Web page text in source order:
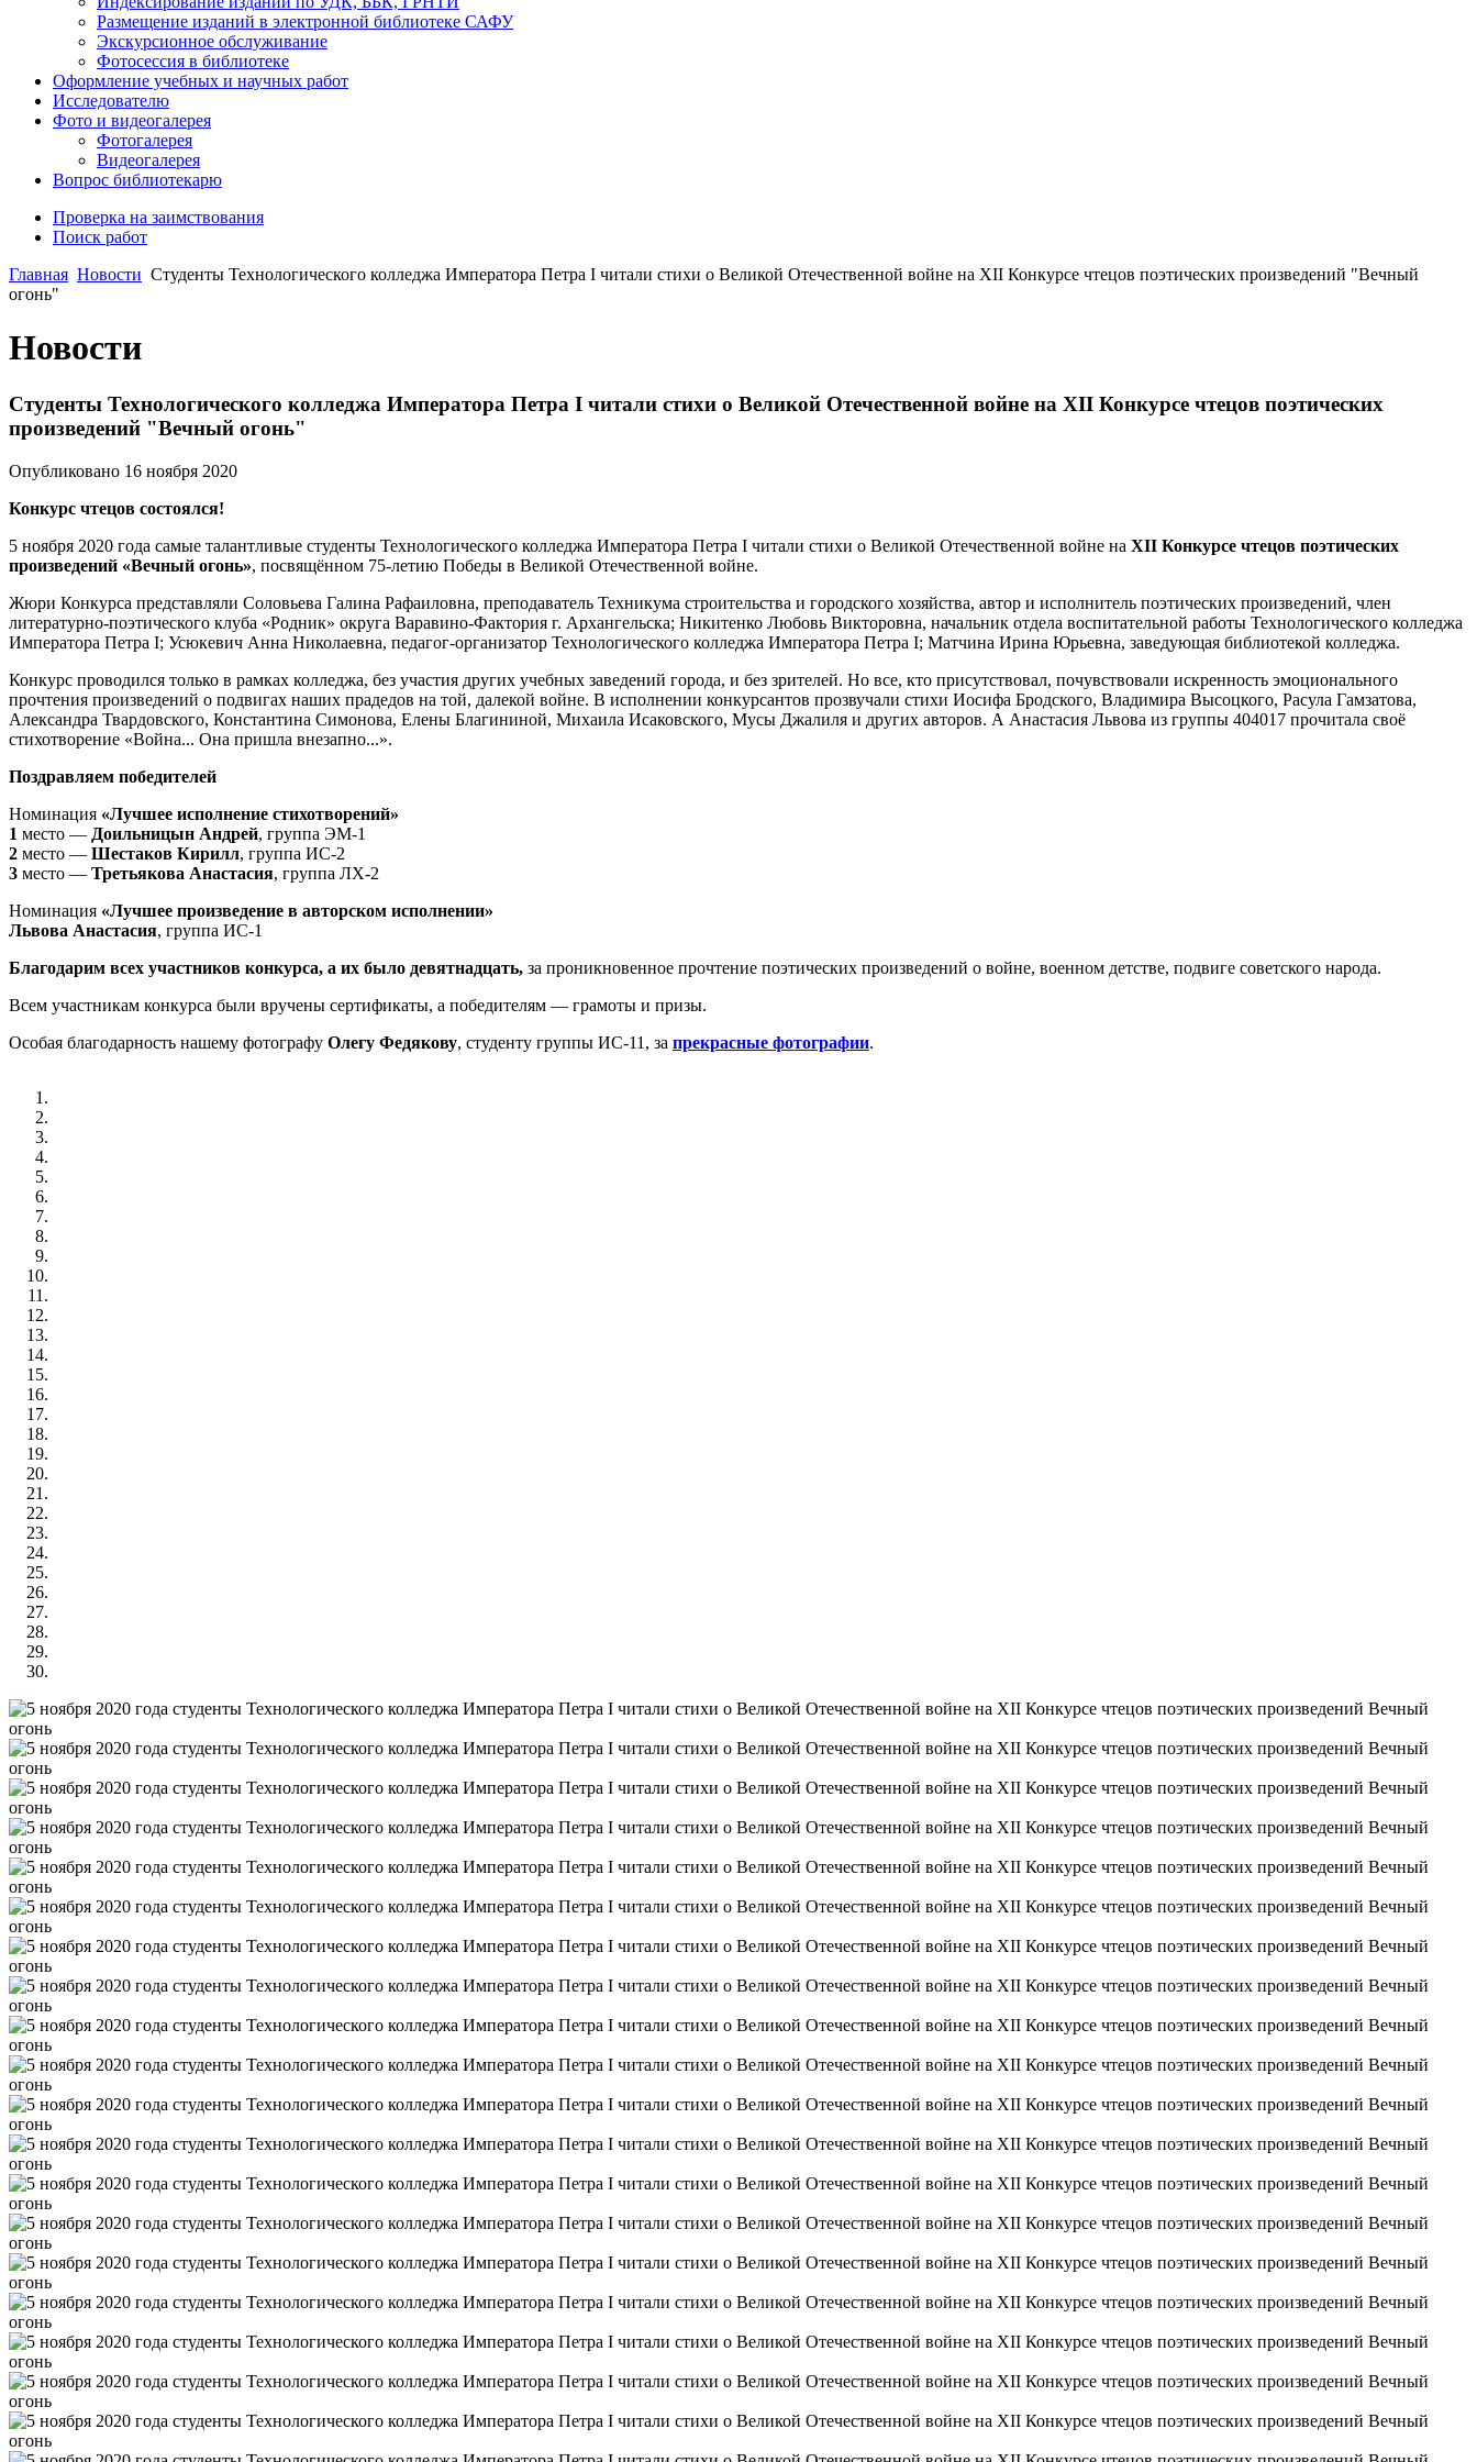
Размещение изданий в электронной библиотеке САФУ
Экскурсионное обслуживание
Фотосессия в библиотеке
Оформление учебных и научных работ
Исследователю
Фото и видеогалерея
Фотогалерея
Видеогалерея
Вопрос библиотекарю
Проверка на заимствования
Поиск работ
Главная Новости Студенты Технологического колледжа Императора Петра I читали стихи о Великой Отечественной войне на XII Конкурсе чтецов поэтических произведений "Вечный
огонь"
Новости
Студенты Технологического колледжа Императора Петра I читали стихи о Великой Отечественной войне на XII Конкурсе чтецов поэтических
произведений "Вечный огонь"
Опубликовано 16 ноября 2020
Конкурс чтецов состоялся!
5 ноября 2020 года самые талантливые студенты Технологического колледжа Императора Петра I читали стихи о Великой Отечественной войне на XII Конкурсе чтецов поэтических
произведений «Вечный огонь», посвящённом 75-летию Победы в Великой Отечественной войне.
Жюри Конкурса представляли Соловьева Галина Рафаиловна, преподаватель Техникума строительства и городского хозяйства, автор и исполнитель поэтических произведений, член
литературно-поэтического клуба «Родник» округа Варавино-Фактория г. Архангельска; Никитенко Любовь Викторовна, начальник отдела воспитательной работы Технологического колледжа
Императора Петра I; Усюкевич Анна Николаевна, педагог-организатор Технологического колледжа Императора Петра I; Матчина Ирина Юрьевна, заведующая библиотекой колледжа.
Конкурс проводился только в рамках колледжа, без участия других учебных заведений города, и без зрителей. Но все, кто присутствовал, почувствовали искренность эмоционального
прочтения произведений о подвигах наших прадедов на той, далекой войне. В исполнении конкурсантов прозвучали стихи Иосифа Бродского, Владимира Высоцкого, Расула Гамзатова,
Александра Твардовского, Константина Симонова, Елены Благининой, Михаила Исаковского, Мусы Джалиля и других авторов. А Анастасия Львова из группы 404017 прочитала своё
стихотворение «Война... Она пришла внезапно...».
Поздравляем победителей
Номинация «Лучшее исполнение стихотворений»
1 место — Доильницын Андрей, группа ЭМ-1
2 место — Шестаков Кирилл, группа ИС-2
3 место — Третьякова Анастасия, группа ЛХ-2
Номинация «Лучшее произведение в авторском исполнении»
Львова Анастасия, группа ИС-1
Благодарим всех участников конкурса, а их было девятнадцать, за проникновенное прочтение поэтических произведений о войне, военном детстве, подвиге советского народа.
Всем участникам конкурса были вручены сертификаты, а победителям — грамоты и призы.
Особая благодарность нашему фотографу Олегу Федякову, студенту группы ИС-11, за прекрасные фотографии.